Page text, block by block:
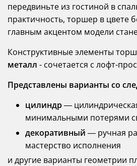
передвиньте из гостиной в
практичность, торшер в цвете
главным акцентом модели
Конструктивные элементы
металл - сочетается с лофт-
Представлены варианты со
цилиндр—
минимальными потерями
декоративный — ручная
мастерство исполнения
и другие варианты геометрии